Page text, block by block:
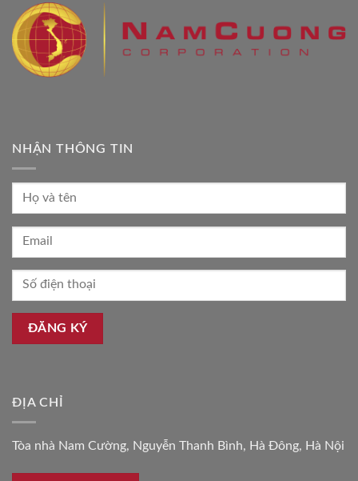
NHẬN THÔNG TIN
ĐỊA CHỈ
Tòa nhà Nam Cường, Nguyễn Thanh Bình, Hà Đông, Hà Nội